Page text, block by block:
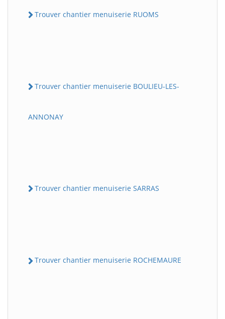
Trouver chantier menuiserie RUOMS
Trouver chantier menuiserie BOULIEU-LES-
ANNONAY
Trouver chantier menuiserie SARRAS
Trouver chantier menuiserie ROCHEMAURE